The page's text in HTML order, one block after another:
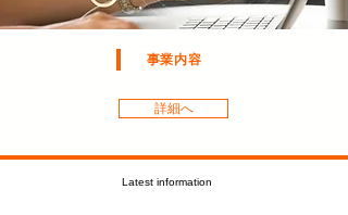
事業内容
詳細へ
Latest information